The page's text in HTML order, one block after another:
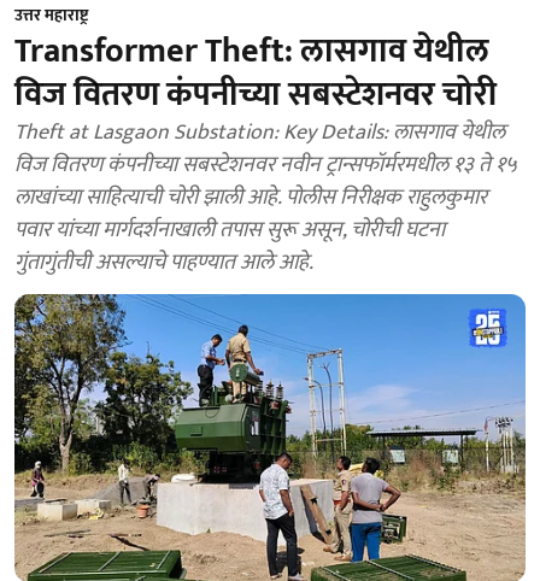
उत्तर महाराष्ट्र
Transformer Theft: लासगाव येथील
विज वितरण कंपनीच्या सबस्टेशनवर चोरी
Theft at Lasgaon Substation: Key Details: लासगाव येथील
विज वितरण कंपनीच्या सबस्टेशनवर नवीन ट्रान्सफॉर्मरमधील १३ ते १५
लाखांच्या साहित्याची चोरी झाली आहे. पोलीस निरीक्षक राहुलकुमार
पवार यांच्या मार्गदर्शनाखाली तपास सुरू असून, चोरीची घटना
गुंतागुंतीची असल्याचे पाहण्यात आले आहे.